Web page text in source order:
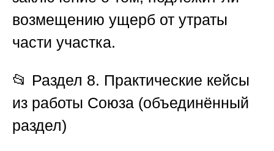
возмещению ущерб от утраты
части участка.
📂 Раздел 8. Практические кейсы
из работы Союза (объединённый
раздел)